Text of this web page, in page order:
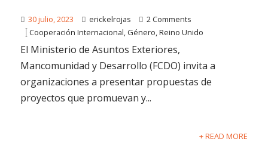
30 julio, 2023 erickelrojas
2 Comments
Cooperación Internacional, Género,Reino Unido
El Ministerio de Asuntos Exteriores,
Mancomunidad y Desarrollo (FCDO) invita a
organizaciones a presentar propuestas de
proyectos que promuevan y...
+ READ MORE